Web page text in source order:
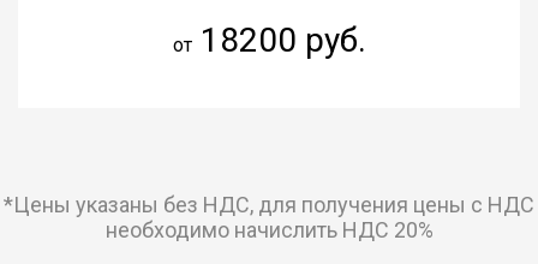
от18200 руб.
*Цены указаны без НДС, для получения цены с НДС
необходимо начислить НДС 20%